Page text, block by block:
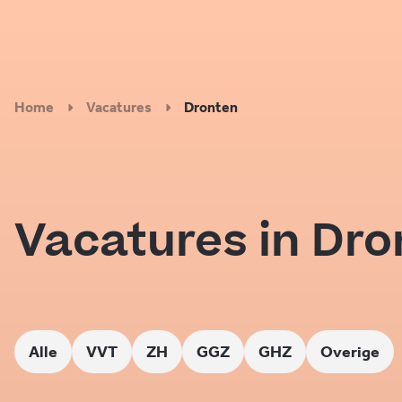
Home Vacatures Dronten
Vacatures in
Alle VVT ZH GGZ GHZ Overige